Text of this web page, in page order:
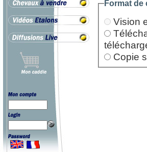
Format de
Vision
Copie